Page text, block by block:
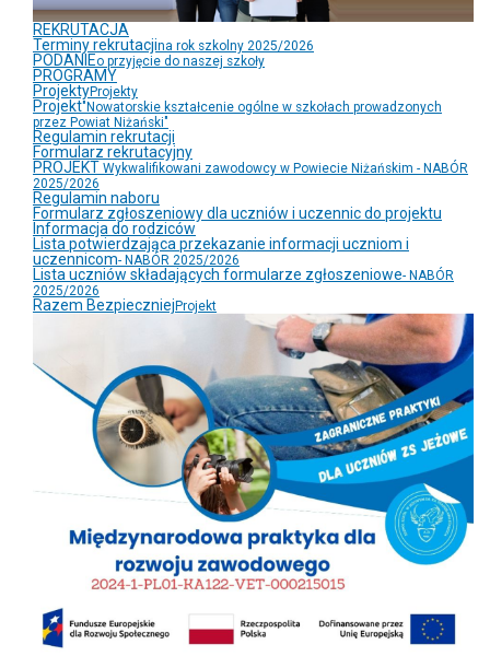
REKRUTACJA
Terminy rekrutacjina rok szkolny 2025/2026
PODANIEo przyjęcie do naszej szkoły
PROGRAMY
ProjektyProjekty
Projekt"Nowatorskie kształcenie ogólne w szkołach prowadzonych
przez Powiat Niżański"
Regulamin rekrutacji
Formularz rekrutacyjny
PROJEKT Wykwalifikowani zawodowcy w Powiecie Niżańskim - NABÓR
2025/2026
Regulamin naboru
Formularz zgłoszeniowy dla uczniów i uczennic do projektu
Informacja do rodziców
Lista potwierdzająca przekazanie informacji uczniom i
uczennicom- NABÓR 2025/2026
Lista uczniów składających formularze zgłoszeniowe- NABÓR
2025/2026
Razem Bezpieczniej Projekt